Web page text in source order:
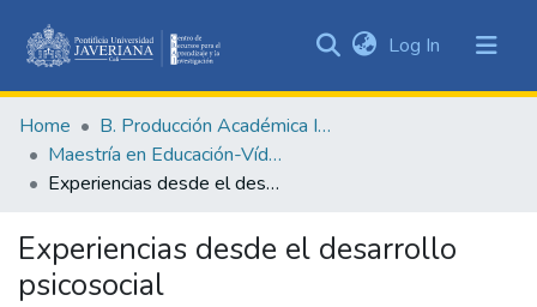
&
Collections
Statistics
Log In (current)
Home
B. Producción Académica Institucional
Maestría en Educación-Vídeos
Experiencias desde el desarrollo psicosocial
Experiencias desde el desarrollo
psicosocial